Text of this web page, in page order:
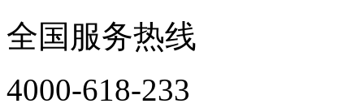
全国服务热线
4000-618-233